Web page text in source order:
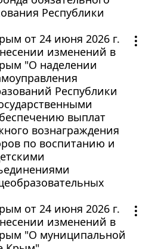
Республики
от 24 июня 2026 г.
изменений в
"О наделении
Республики
выплат
вознаграждения
по воспитанию и
от 24 июня 2026 г.
изменений в
"О муниципальной